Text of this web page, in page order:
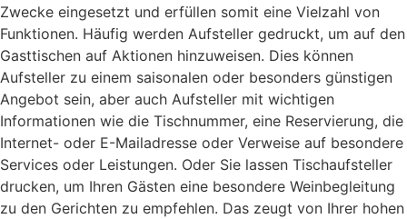
Zwecke eingesetzt und erfüllen somit eine Vielzahl von
Funktionen. Häufig werden Aufsteller gedruckt, um auf den
Gasttischen auf Aktionen hinzuweisen. Dies können
Aufsteller zu einem saisonalen oder besonders günstigen
Angebot sein, aber auch Aufsteller mit wichtigen
Informationen wie die Tischnummer, eine Reservierung, die
Internet- oder E-Mailadresse oder Verweise auf besondere
Services oder Leistungen. Oder Sie lassen Tischaufsteller
drucken, um Ihren Gästen eine besondere Weinbegleitung
zu den Gerichten zu empfehlen. Das zeugt von Ihrer hohen